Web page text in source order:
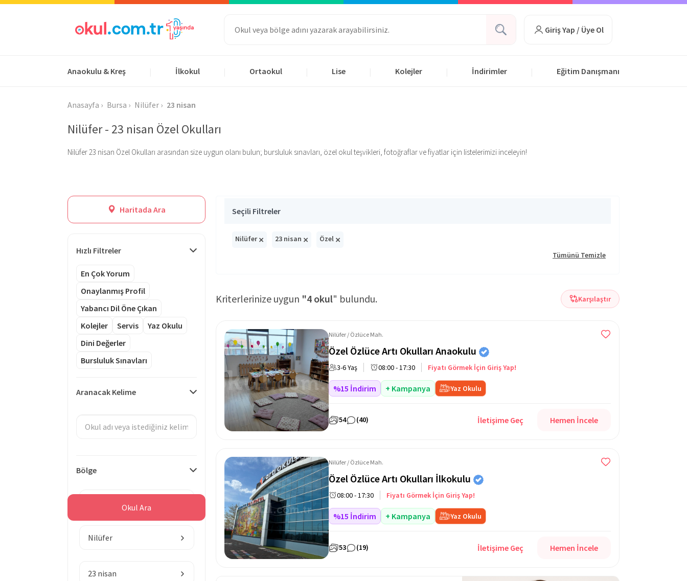
Giriş Yap / Üye Ol
Anaokulu & Kreş İlkokul Ortaokul Lise Kolejler İndirimler Eğitim Danışmanı
Anasayfa Bursa Nilüfer 23 nisan
Nilüfer - 23 nisan Özel Okulları
Nilüfer 23 nisan Özel Okulları arasından size uygun olanı bulun; bursluluk sınavları, özel okul teşvikleri, fotoğraflar ve fiyatlar için listelerimizi inceleyin!
Haritada Ara
Hızlı Filtreler
En Çok Yorum
Onaylanmış Profil
Yabancı Dil Öne Çıkan
Kolejler
Servis
Yaz Okulu
Dini Değerler
Bursluluk Sınavları
Aranacak Kelime
Bölge
Nilüfer
23 nisan
Okul Ara
Seçili Filtreler
Nilüfer× 23 nisan × Özel ×
Tümünü Temizle
Kriterlerinize uygun "4 okul" bulundu. Karşılaştır
Nilüfer / Özlüce Mah.
Özel Özlüce Artı Okulları Anaokulu
3-6 Yaş 08:00 - 17:30 Fiyatı Görmek İçin Giriş Yap!
%15 İndirim + Kampanya Yaz Okulu
54 (40) İletişime Geç Hemen İncele
Nilüfer / Özlüce Mah.
Özel Özlüce Artı Okulları İlkokulu
08:00 - 17:30 Fiyatı Görmek İçin Giriş Yap!
%15 İndirim + Kampanya Yaz Okulu
53 (19) İletişime Geç Hemen İncele